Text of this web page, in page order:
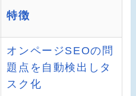
特徴
オンページSEOの問
題点を自動検出しタ
スク化